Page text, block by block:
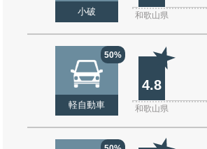
小破 和歌山県
50%
軽自動車
4.8
和歌山県